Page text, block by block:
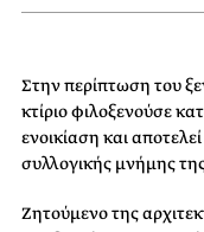
Στην περίπτωση του
κτίριο φιλοξενούσε
ενοικίαση και
συλλογικής μνήμης
Ζητούμενο της